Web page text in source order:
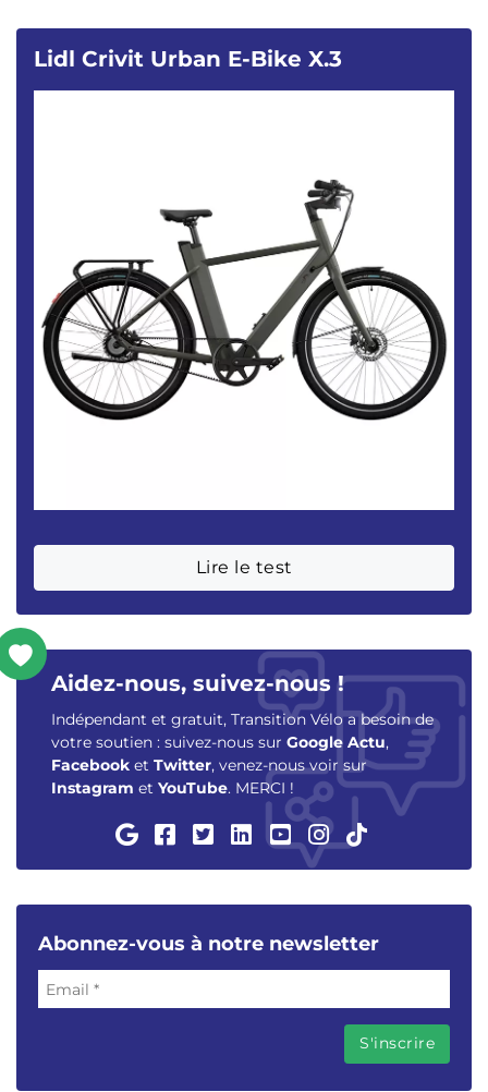
Lidl Crivit Urban E-Bike X.3
Lire le test
Aidez-nous, suivez-nous !
Indépendant et gratuit, Transition Vélo a besoin de
votre soutien : suivez-nous sur Google Actu,
Facebook et Twitter, venez-nous voir sur
Instagram et YouTube. MERCI !
Abonnez-vous à notre newsletter